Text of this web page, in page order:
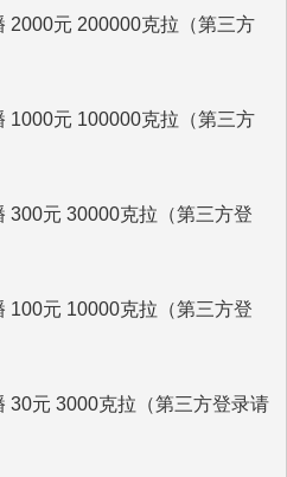
2000元 200000克拉（第三方
1000元 100000克拉（第三方
300元 30000克拉（第三方登
100元 10000克拉（第三方登
30元 3000克拉（第三方登录请